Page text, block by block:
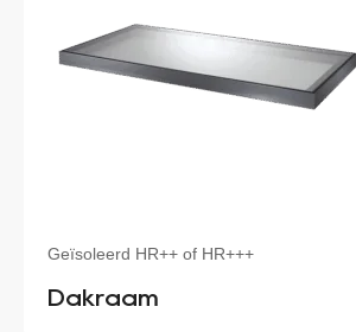
Geïsoleerd HR++ of HR+++
Dakraam